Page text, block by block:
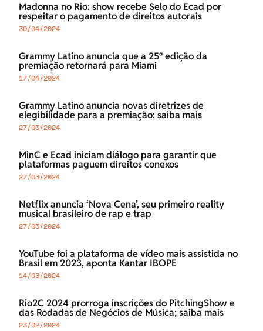
Madonna no Rio: show recebe Selo do Ecad por
respeitar o pagamento de direitos autorais
30/04/2024
Grammy Latino anuncia que a 25ª edição da
premiação retornará para Miami
17/04/2024
Grammy Latino anuncia novas diretrizes de
elegibilidade para a premiação; saiba mais
27/03/2024
MinC e Ecad iniciam diálogo para garantir que
plataformas paguem direitos conexos
27/03/2024
Netflix anuncia ‘Nova Cena’, seu primeiro reality
musical brasileiro de rap e trap
27/03/2024
YouTube foi a plataforma de vídeo mais assistida no
Brasil em 2023, aponta Kantar IBOPE
14/03/2024
Rio2C 2024 prorroga inscrições do PitchingShow e
das Rodadas de Negócios de Música; saiba mais
23/02/2024